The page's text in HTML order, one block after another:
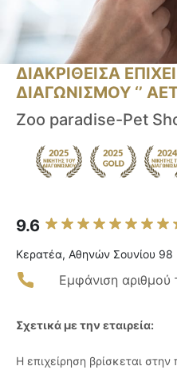
ΔΙΑΚΡΙΘΕΙΣΑ
ΔΙΑΓΩΝΙΣΜΟΥ ‘’
Zoo paradise-Pet
9.6
Κερατέα, Αθηνών Σουνίου 98
Εμφάνιση
Σχετικά με την εταιρεία:
Η επιχείρηση βρίσκεται